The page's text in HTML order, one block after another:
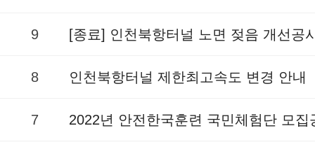
9 [종료] 인천북항터널 노면 젖음 개선공
8 인천북항터널 제한최고속도 변경 안내
7 2022년 안전한국훈련 국민체험단 모집